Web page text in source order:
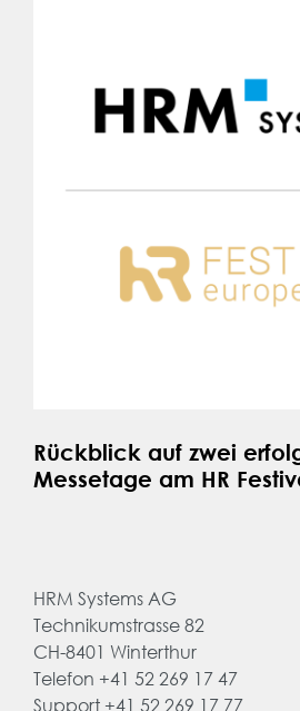
Rückblick auf zwei
Messetage am HR
HRM Systems AG
Technikumstrasse 82
CH-8401 Winterthur
Telefon +41 52 269 17 47